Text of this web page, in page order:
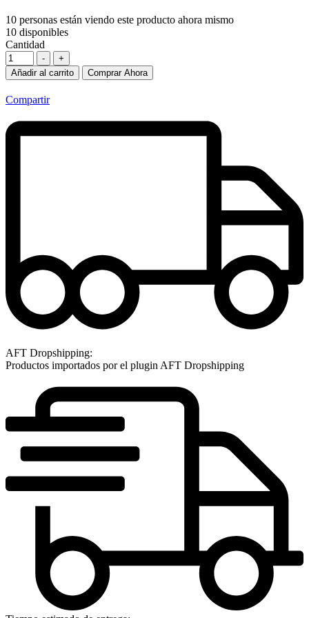
10 personas están viendo este producto ahora mismo
10 disponibles
Cantidad
-
+
Añadir al carrito
Comprar Ahora
Compartir
AFT Dropshipping:
Productos importados por el plugin AFT Dropshipping